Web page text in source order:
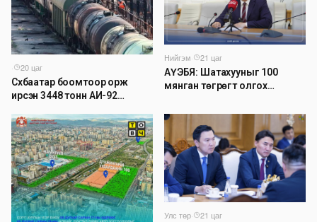
·
20 цаг
Сүхбаатар боомтоор орж
ирсэн 3448 тонн АИ-92
буулгах ажлыг зохион
байгуулж байна
Нийгэм·
21 цаг
АҮЭБЯ: Шатахууныг 100
мянган төгрөгт олгох
Улс төр·
21 цаг